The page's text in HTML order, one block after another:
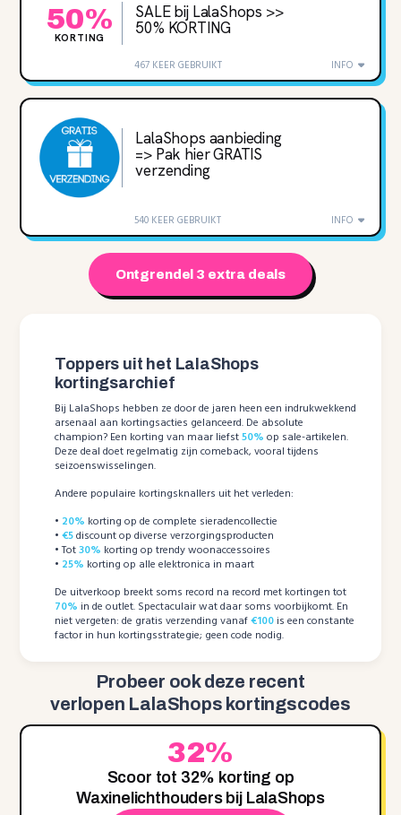
50%
KORTING
SALE bij LalaShops >>
50% KORTING
467 KEER GEBRUIKT INFO
LalaShops aanbieding
=> Pak hier GRATIS
verzending
540 KEER GEBRUIKT INFO
Ontgrendel 3 extra deals
Toppers uit het LalaShops
kortingsarchief
Bij LalaShops hebben ze door de jaren heen een indrukwekkend
arsenaal aan kortingsacties gelanceerd. De absolute
champion? Een korting van maar liefst50% op sale-artikelen.
Deze deal doet regelmatig zijn comeback, vooral tijdens
seizoenswisselingen.
Andere populaire kortingsknallers uit het verleden:
• 20% korting op de complete sieradencollectie
•€5discount op diverse verzorgingsproducten
• Tot30% korting op trendy woonaccessoires
• 25% korting op alle elektronica in maart
De uitverkoop breekt soms record na record met kortingen tot
70% in de outlet. Spectaculair wat daar soms voorbijkomt. En
niet vergeten: de gratis verzending vanaf€100 is een constante
factor in hun kortingsstrategie; geen code nodig.
Probeer ook deze recent
verlopen LalaShops kortingscodes
32%
Scoor tot 32% korting op
Waxinelichthouders bij LalaShops